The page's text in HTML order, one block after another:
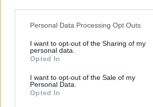
Personal Data Processing Opt Outs
I want to opt-out of the Sharing of my
personal data.
Opted In
I want to opt-out of the Sale of my
Personal Data.
Opted In